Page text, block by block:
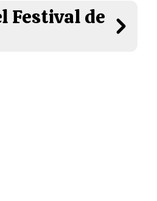
Festival de